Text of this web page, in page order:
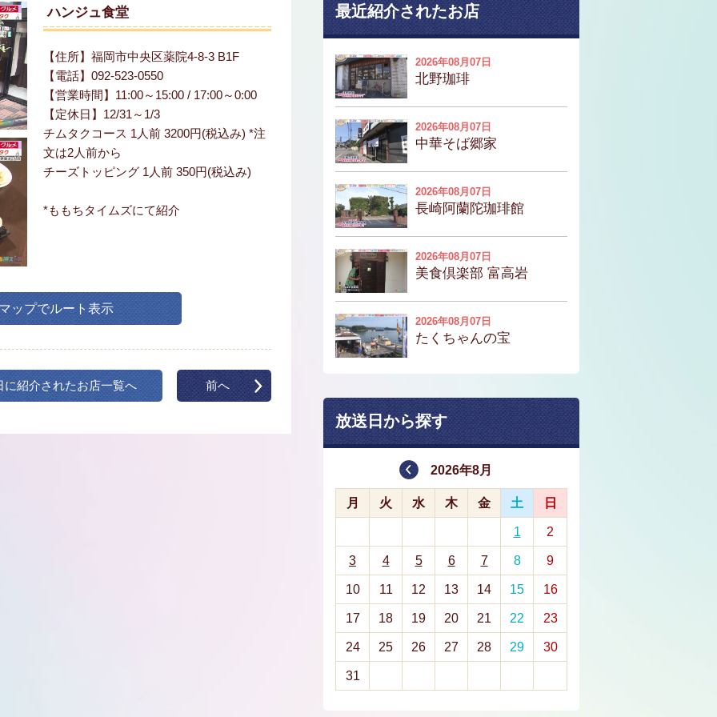
ハンジュ食堂
【住所】福岡市中央区薬院4-8-3 B1F
【電話】092-523-0550
【営業時間】11:00～15:00 / 17:00～0:00
【定休日】12/31～1/3
チムタクコース 1人前 3200円(税込み) *注
文は2人前から
チーズトッピング 1人前 350円(税込み)
*ももちタイムズにて紹介
ップでルート表示
に紹介されたお店一覧へ 前へ
最近紹介されたお店
2026年08月07日
北野珈琲
2026年08月07日
中華そば郷家
2026年08月07日
長崎阿蘭陀珈琲館
2026年08月07日
美食倶楽部 富高岩
2026年08月07日
たくちゃんの宝
放送日から探す
2026年8月
月 火 水 木 金 土 日
1 2
3 4 5 6 7 8 9
10 11 12 13 14 15 16
17 18 19 20 21 22 23
24 25 26 27 28 29 30
31